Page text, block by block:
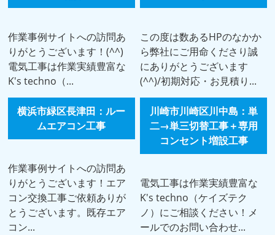
作業事例サイトへの訪問あ
りがとうございます！(^^)
電気工事は作業実績豊富な
K's techno（...
この度は数あるHPのなかか
ら弊社にご用命くださり誠
にありがとうございます
(^^)/初期対応・お見積り...
横浜市緑区長津田：ルー
ムエアコン工事
作業事例サイトへの訪問あ
りがとうございます！エア
コン交換工事ご依頼ありが
とうございます。既存エア
コン...
川崎市川崎区川中島：単
二→単三切替工事＋専用
コンセント増設工事
電気工事は作業実績豊富な
K's techno（ケイズテク
ノ）にご相談ください！メ
ールでのお問い合わせ...